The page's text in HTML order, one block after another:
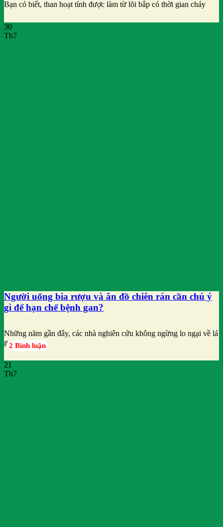
Bạn có biết, than hoạt tính được làm từ lõi bắp có thời gian cháy
30
Th7
Người uống bia rượu và ăn đồ chiên rán cần chú ý
gì để hạn chế bệnh gan?
Những năm gần đây, các nhà nghiên cứu không ngừng lo ngại về lá
gan2 Bình luận
21
Th7